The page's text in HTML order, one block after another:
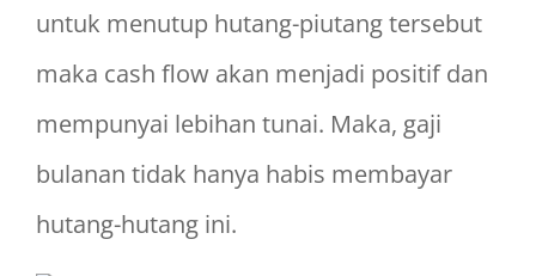
untuk menutup hutang-piutang tersebut
maka cash flow akan menjadi positif dan
mempunyai lebihan tunai. Maka, gaji
bulanan tidak hanya habis membayar
hutang-hutang ini.